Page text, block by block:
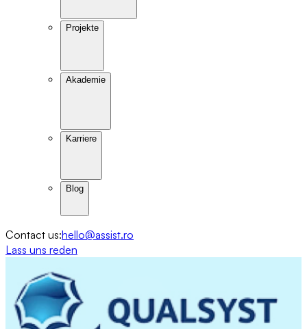
Projekte
Akademie
Karriere
Blog
Contact us:hello@assist.ro
Lass uns reden